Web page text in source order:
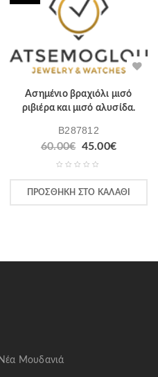
Ασημένιο βραχιόλι μισό
ριβιέρα και μισό αλυσίδα.
B287812
60.00€ 45.00€
ΠΡΟΣΘΉΚΗ ΣΤΟ ΚΑΛΆΘΙ
Μουδανιά